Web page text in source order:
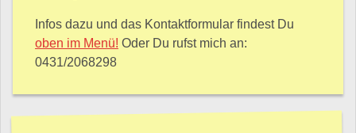
Infos dazu und das Kontaktformular findest Du
oben im Menü! Oder Du rufst mich an:
0431/2068298